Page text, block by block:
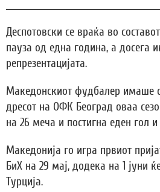
Деспотовски се враќа во
пауза од една година, а досега
репрезентацијата.
Македонскиот фудбалер имаше
дресот на ОФК Београд оваа
на 26 меча и постигна еден гол и
Македонија го игра првиот
БиХ на 29 мај, додека на 1 јуни
Турција.